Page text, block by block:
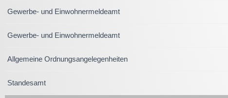
Gewerbe- und Einwohnermeldeamt
Gewerbe- und Einwohnermeldeamt
Allgemeine Ordnungsangelegenheiten
Standesamt